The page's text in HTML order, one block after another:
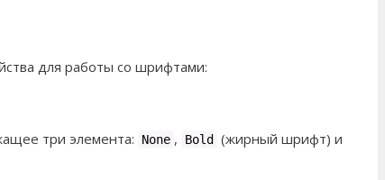
для работы со шрифтами:
три элемента: None , Bold (жирный шрифт) и